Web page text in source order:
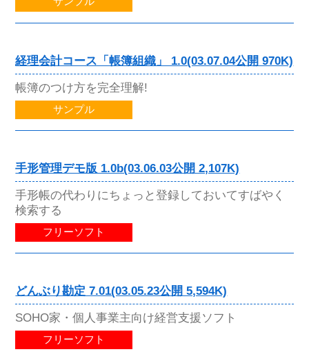
経理会計コース「帳簿組織」 1.0(03.07.04公開 970K)
帳簿のつけ方を完全理解!
サンプル
手形管理デモ版 1.0b(03.06.03公開 2,107K)
手形帳の代わりにちょっと登録しておいてすばやく
検索する
フリーソフト
どんぶり勘定 7.01(03.05.23公開 5,594K)
SOHO家・個人事業主向け経営支援ソフト
フリーソフト